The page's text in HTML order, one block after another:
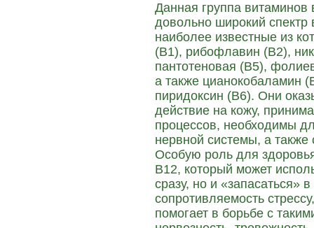
Данная группа витаминов
довольно широкий спектр
наиболее известные из
(В1), рибофлавин (В2),
пантотеновая (В5),
а также цианокобаламин
пиридоксин (В6). Они
действие на кожу,
процессов, необходимы
нервной системы, а также
Особую роль для
В12, который может
сразу, но и «запасаться»
сопротивляемость
помогает в борьбе с